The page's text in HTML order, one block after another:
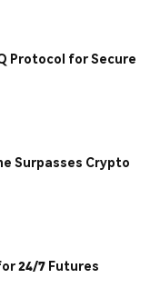
Protocol for Secure
Surpasses Crypto
24/7 Futures